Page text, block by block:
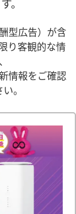
型広告）が含
り客観的な情
情報をご確認
。